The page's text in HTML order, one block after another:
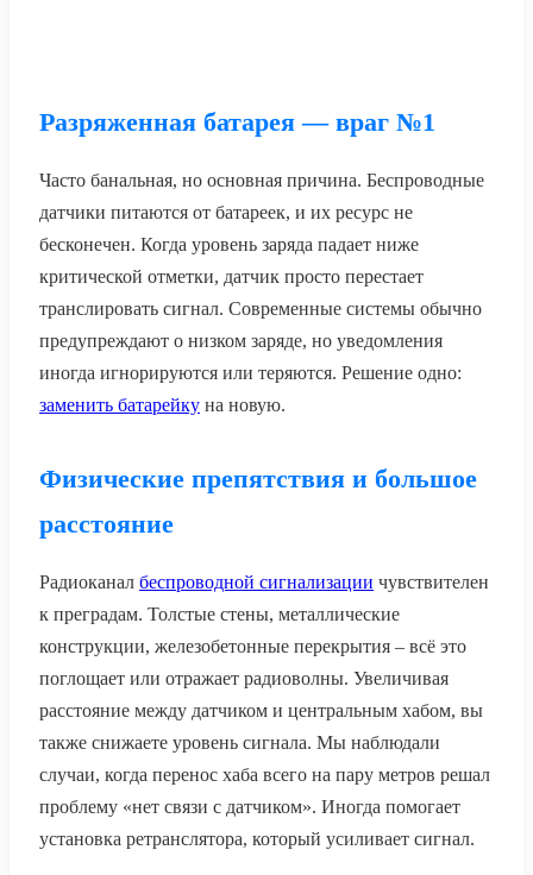
Разряженная батарея — враг №1
Часто банальная, но основная причина. Беспроводные
датчики питаются от батареек, и их ресурс не
бесконечен. Когда уровень заряда падает ниже
критической отметки, датчик просто перестает
транслировать сигнал. Современные системы обычно
предупреждают о низком заряде, но уведомления
иногда игнорируются или теряются. Решение одно:
заменить батарейку на новую.
Физические препятствия и большое
расстояние
Радиоканал беспроводной сигнализации чувствителен
к преградам. Толстые стены, металлические
конструкции, железобетонные перекрытия – всё это
поглощает или отражает радиоволны. Увеличивая
расстояние между датчиком и центральным хабом, вы
также снижаете уровень сигнала. Мы наблюдали
случаи, когда перенос хаба всего на пару метров решал
проблему «нет связи с датчиком». Иногда помогает
установка ретранслятора, который усиливает сигнал.